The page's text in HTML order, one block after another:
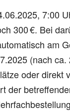
7:00
300 €. Bei
am
(nach
oder direkt
der